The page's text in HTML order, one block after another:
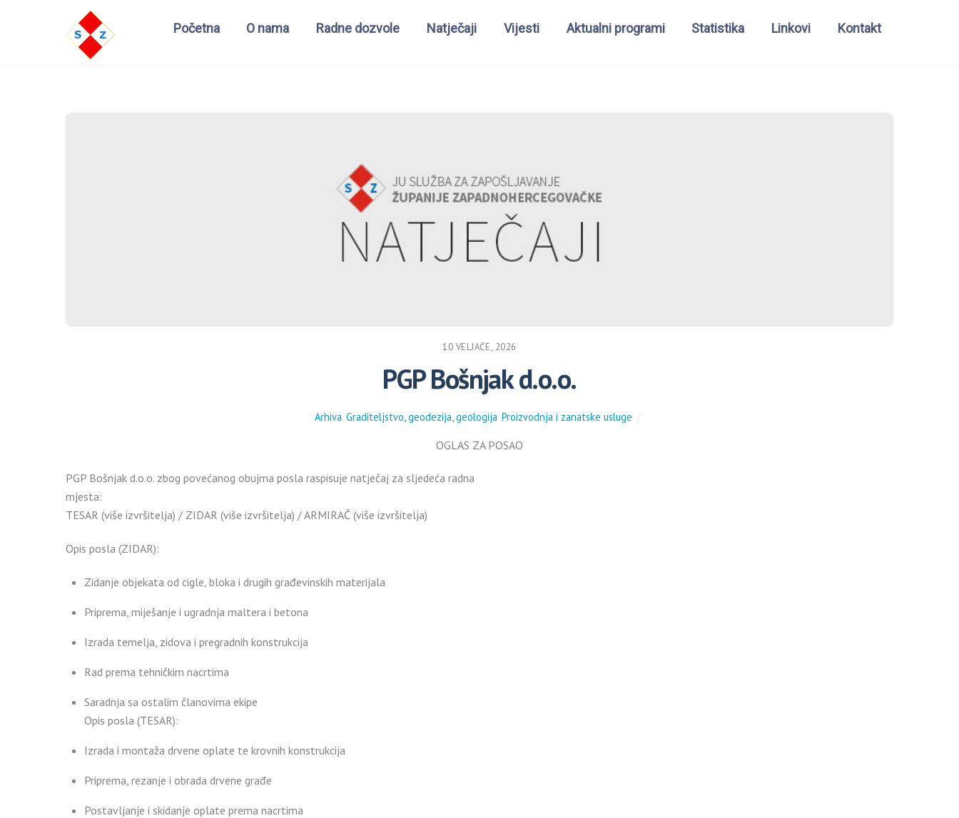
Početna O nama Radne dozvole Natječaji Vijesti Aktualni programi Statistika Linkovi Kontakt
10 VELJAČE, 2026
PGP Bošnjak d.o.o.
Arhiva ,Graditeljstvo, geodezija, geologija ,Proizvodnja i zanatske usluge
OGLAS ZA POSAO
PGP Bošnjak d.o.o. zbog povećanog obujma posla raspisuje natječaj za sljedeća radna
mjesta:
TESAR (više izvršitelja) / ZIDAR (više izvršitelja) / ARMIRAČ (više izvršitelja)
Opis posla (ZIDAR):
Zidanje objekata od cigle, bloka i drugih građevinskih materijala
Priprema, miješanje i ugradnja maltera i betona
Izrada temelja, zidova i pregradnih konstrukcija
Rad prema tehničkim nacrtima
Saradnja sa ostalim članovima ekipe
Opis posla (TESAR):
Izrada i montaža drvene oplate te krovnih konstrukcija
Priprema, rezanje i obrada drvene građe
Postavljanje i skidanje oplate prema nacrtima